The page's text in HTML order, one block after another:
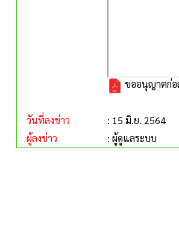
ขออนุญาตก่อ
วันที่ลงข่าว
: 15 มิ.ย. 2564
ผู้ลงข่าว
: ผู้ดูแลระบบ